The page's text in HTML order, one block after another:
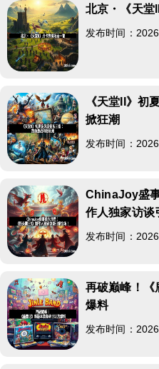
北京・《天堂
发布时间：
《天堂II》初
掀狂潮
发布时间：
ChinaJoy盛
作人独家访谈
发布时间：
再破巅峰！《
爆料
发布时间：